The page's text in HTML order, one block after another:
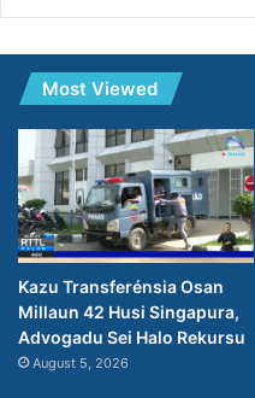
Most Viewed
Kazu Transferénsia Osan
Millaun 42 Husi Singapura,
Advogadu Sei Halo Rekursu
August 5, 2026